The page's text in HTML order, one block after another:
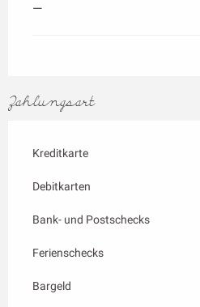
—
Zahlungsart
Kreditkarte
Debitkarten
Bank- und Postschecks
Ferienschecks
Bargeld